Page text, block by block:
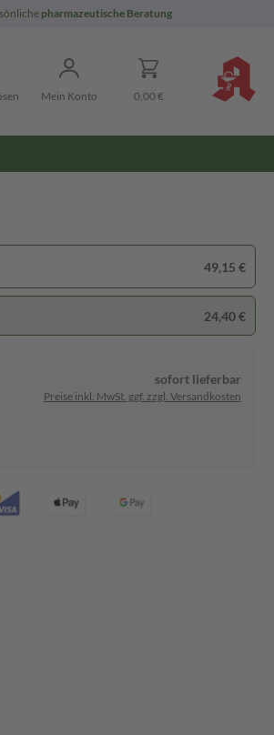
pharmazeutische Beratung
Mein Konto 0,00 €
49,15 €
24,40 €
sofort lieferbar
Preise inkl. MwSt. ggf. zzgl. Versandkosten